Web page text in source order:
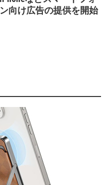
ン向け広告の提供を開始